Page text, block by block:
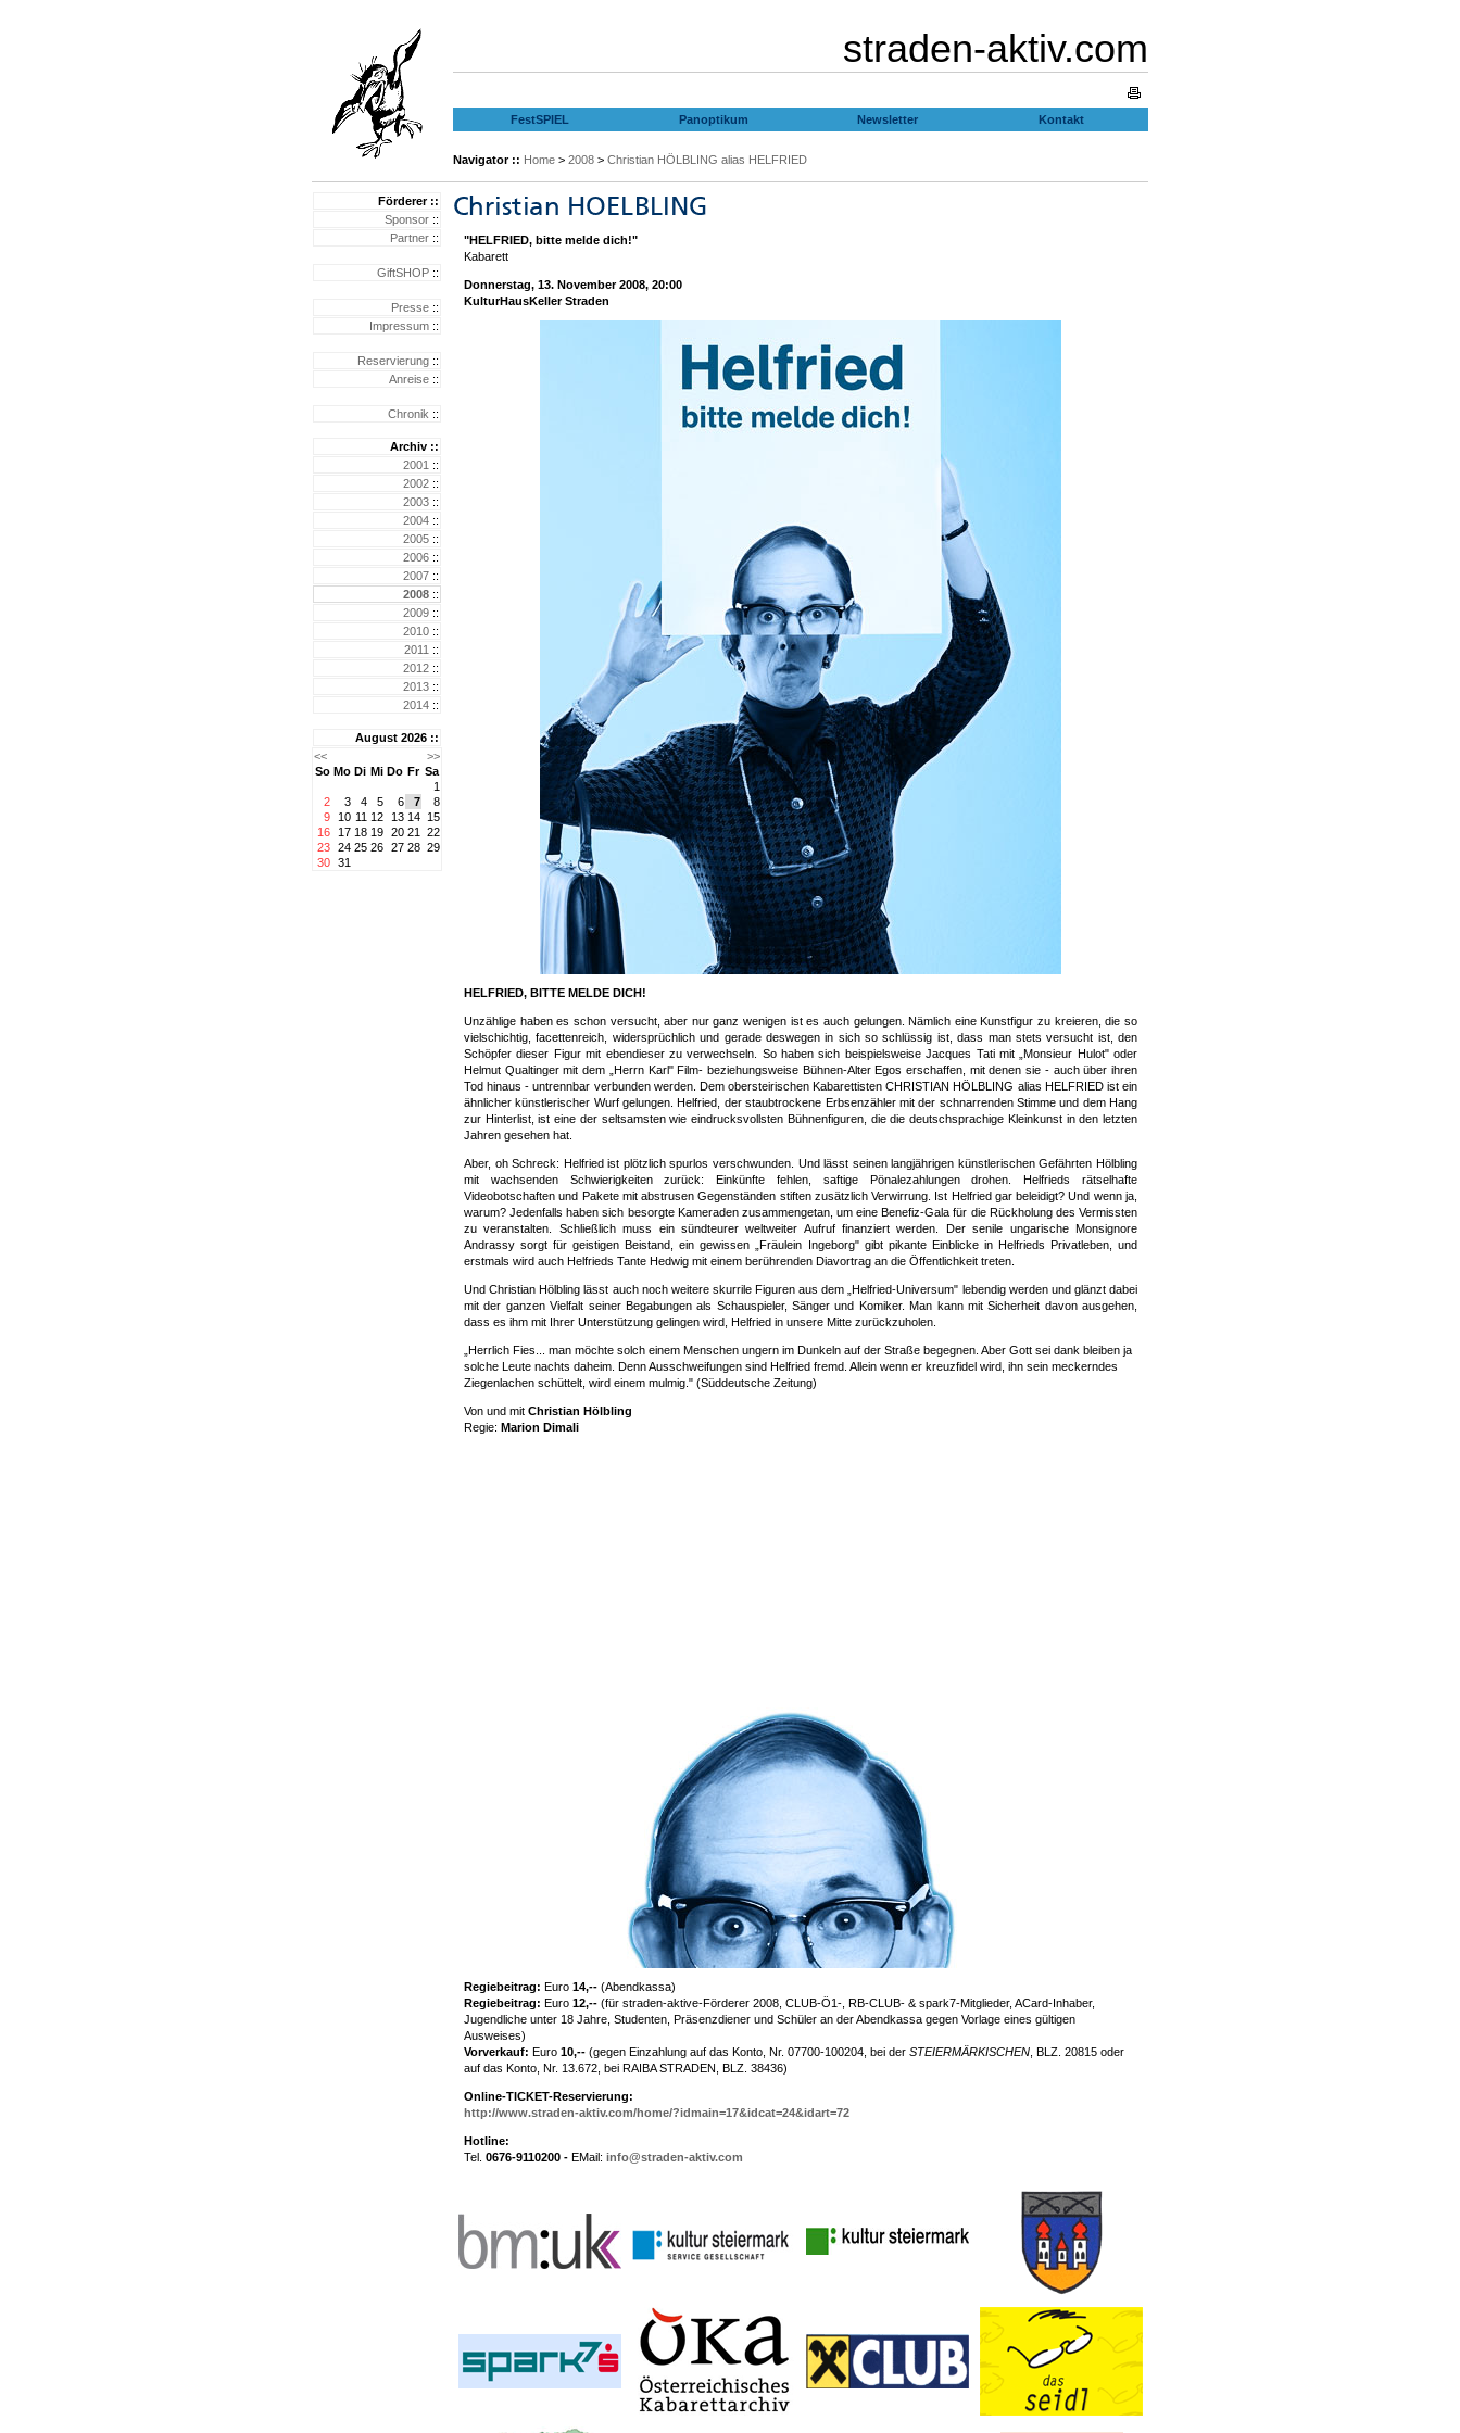
straden-aktiv.com
FestSPIEL Panoptikum Newsletter Kontakt
Navigator :: Home > 2008 > Christian HÖLBLING alias HELFRIED
Förderer ::
Sponsor ::
Partner ::
GiftSHOP ::
Presse ::
Impressum ::
Reservierung ::
Anreise ::
Chronik ::
Archiv ::
2001 ::
2002 ::
2003 ::
2004 ::
2005 ::
2006 ::
2007 ::
2008 ::
2009 ::
2010 ::
2011 ::
2012 ::
2013 ::
2014 ::
August 2026 ::
<<
>>
So Mo Di Mi Do Fr Sa
1
2
3 4 5 6 7
8
9
10 11 12 13 14 15
16
17 18 19 20 21
22
23 24 25 26 27 28 29
30 31
"HELFRIED, bitte melde dich!"
Kabarett
Donnerstag, 13. November 2008, 20:00
KulturHausKeller Straden
HELFRIED, BITTE MELDE DICH!
Unzählige haben es schon versucht, aber nur ganz wenigen ist es auch gelungen. Nämlich eine Kunstfigur zu kreieren, die so
vielschichtig, facettenreich, widersprüchlich und gerade deswegen in sich so schlüssig ist, dass man stets versucht ist, den
Schöpfer dieser Figur mit ebendieser zu verwechseln. So haben sich beispielsweise Jacques Tati mit „Monsieur Hulot" oder
Helmut Qualtinger mit dem „Herrn Karl" Film- beziehungsweise Bühnen-Alter Egos erschaffen, mit denen sie - auch über ihren
Tod hinaus - untrennbar verbunden werden. Dem obersteirischen Kabarettisten CHRISTIAN HÖLBLING alias HELFRIED ist ein
ähnlicher künstlerischer Wurf gelungen. Helfried, der staubtrockene Erbsenzähler mit der schnarrenden Stimme und dem Hang
zur Hinterlist, ist eine der seltsamsten wie eindrucksvollsten Bühnenfiguren, die die deutschsprachige Kleinkunst in den letzten
Jahren gesehen hat.
Aber, oh Schreck: Helfried ist plötzlich spurlos verschwunden. Und lässt seinen langjährigen künstlerischen Gefährten Hölbling
mit wachsenden Schwierigkeiten zurück: Einkünfte fehlen, saftige Pönalezahlungen drohen. Helfrieds rätselhafte
Videobotschaften und Pakete mit abstrusen Gegenständen stiften zusätzlich Verwirrung. Ist Helfried gar beleidigt? Und wenn ja,
warum? Jedenfalls haben sich besorgte Kameraden zusammengetan, um eine Benefiz-Gala für die Rückholung des Vermissten
zu veranstalten. Schließlich muss ein sündteurer weltweiter Aufruf finanziert werden. Der senile ungarische Monsignore
Andrassy sorgt für geistigen Beistand, ein gewissen „Fräulein Ingeborg" gibt pikante Einblicke in Helfrieds Privatleben, und
erstmals wird auch Helfrieds Tante Hedwig mit einem berührenden Diavortrag an die Öffentlichkeit treten.
Und Christian Hölbling lässt auch noch weitere skurrile Figuren aus dem „Helfried-Universum" lebendig werden und glänzt dabei
mit der ganzen Vielfalt seiner Begabungen als Schauspieler, Sänger und Komiker. Man kann mit Sicherheit davon ausgehen,
dass es ihm mit Ihrer Unterstützung gelingen wird, Helfried in unsere Mitte zurückzuholen.
„Herrlich Fies... man möchte solch einem Menschen ungern im Dunkeln auf der Straße begegnen. Aber Gott sei dank bleiben ja
solche Leute nachts daheim. Denn Ausschweifungen sind Helfried fremd. Allein wenn er kreuzfidel wird, ihn sein meckerndes
Ziegenlachen schüttelt, wird einem mulmig." (Süddeutsche Zeitung)
Von und mit Christian Hölbling
Regie: Marion Dimali
Regiebeitrag: Euro 14,-- (Abendkassa)
Regiebeitrag: Euro 12,-- (für straden-aktive-Förderer 2008, CLUB-Ö1-, RB-CLUB- & spark7-Mitglieder, ACard-Inhaber,
Jugendliche unter 18 Jahre, Studenten, Präsenzdiener und Schüler an der Abendkassa gegen Vorlage eines gültigen
Ausweises)
Vorverkauf: Euro 10,-- (gegen Einzahlung auf das Konto, Nr. 07700-100204, bei der STEIERMÄRKISCHEN , BLZ. 20815 oder
auf das Konto, Nr. 13.672, bei RAIBA STRADEN, BLZ. 38436)
Online-TICKET-Reservierung:
http://www.straden-aktiv.com/home/?idmain=17&idcat=24&idart=72
Hotline:
Tel. 0676-9110200 - EMail: info@straden-aktiv.com